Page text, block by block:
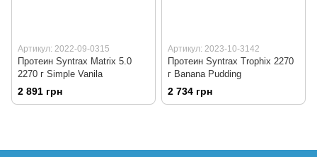
Артикул: 2022-09-0315
Протеин Syntrax Matrix 5.0
2270 г Simple Vanila
2 891 грн
Артикул: 2023-10-3142
Протеин Syntrax Trophix 2270
г Banana Pudding
2 734 грн